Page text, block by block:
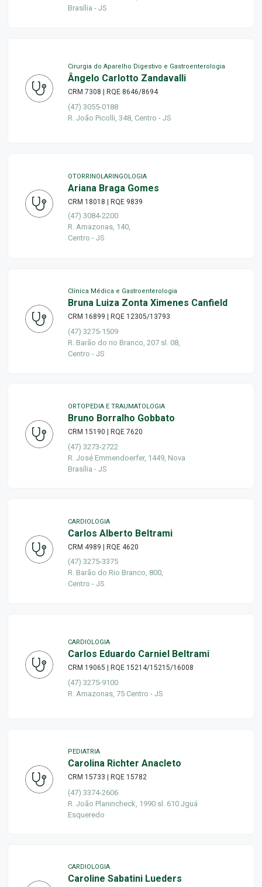
Brasília - JS
Cirurgia do Aparelho Digestivo e Gastroenterologia
Ângelo Carlotto Zandavalli
CRM 7308 | RQE 8646/8694
(47) 3055-0188
R. João Picolli, 348, Centro - JS
OTORRINOLARINGOLOGIA
Ariana Braga Gomes
CRM 18018 | RQE 9839
(47) 3084-2200
R. Amazonas, 140,
Centro - JS
Clínica Médica e Gastroenterologia
Bruna Luiza Zonta Ximenes Canfield
CRM 16899 | RQE 12305/13793
(47) 3275-1509
R. Barão do rio Branco, 207 sl. 08,
Centro - JS
ORTOPEDIA E TRAUMATOLOGIA
Bruno Borralho Gobbato
CRM 15190 | RQE 7620
(47) 3273-2722
R. José Emmendoerfer, 1449, Nova
Brasília - JS
CARDIOLOGIA
Carlos Alberto Beltrami
CRM 4989 | RQE 4620
(47) 3275-3375
R. Barão do Rio Branco, 800,
Centro - JS
CARDIOLOGIA
Carlos Eduardo Carniel Beltrami
CRM 19065 | RQE 15214/15215/16008
(47) 3275-9100
R. Amazonas, 75 Centro - JS
PEDIATRIA
Carolina Richter Anacleto
CRM 15733 | RQE 15782
(47) 3374-2606
R. João Planincheck, 1990 sl. 610 Jguá
Esqueredo
CARDIOLOGIA
Caroline Sabatini Lueders